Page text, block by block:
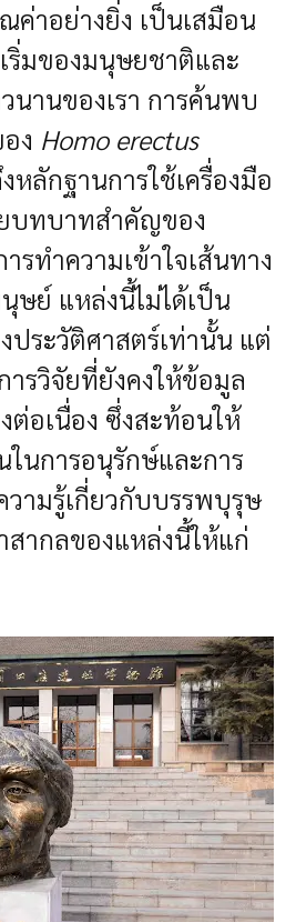
ค่าอย่างยิ่ง เป็นเสมือน
ริ่มของมนุษยชาติและ
นานของเรา การค้นพบ
ง Homo erectus
หลักฐานการใช้เครื่องมือ
บทบาทสำคัญของ
รทำความเข้าใจเส้นทาง
ษย์ แหล่งนี้ไม่ได้เป็น
ประวัติศาสตร์เท่านั้น แต่
ารวิจัยที่ยังคงให้ข้อมูล
ต่อเนื่อง ซึ่งสะท้อนให้
ในการอนุรักษ์และการ
ามรู้เกี่ยวกับบรรพบุรุษ
สากลของแหล่งนี้ให้แก่